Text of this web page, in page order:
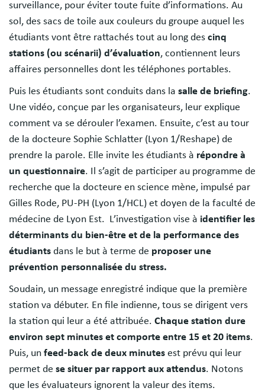
surveillance, pour éviter toute fuite d’informations. Au
sol, des sacs de toile aux couleurs du groupe auquel les
étudiants vont être rattachés tout au long des cinq
stations (ou scénarii) d’évaluation, contiennent leurs
affaires personnelles dont les téléphones portables.
Puis les étudiants sont conduits dans la salle de briefing.
Une vidéo, conçue par les organisateurs, leur explique
comment va se dérouler l’examen. Ensuite, c’est au tour
de la docteure Sophie Schlatter (Lyon 1/Reshape) de
prendre la parole. Elle invite les étudiants à répondre à
un questionnaire. Il s’agit de participer au programme de
recherche que la docteure en science mène, impulsé par
Gilles Rode, PU-PH (Lyon 1/HCL) et doyen de la faculté de
médecine de Lyon Est. L’investigation vise à identifier les
déterminants du bien-être et de la performance des
étudiants dans le but à terme de proposer une
prévention personnalisée du stress.
Soudain, un message enregistré indique que la première
station va débuter. En file indienne, tous se dirigent vers
la station qui leur a été attribuée. Chaque station dure
environ sept minutes et comporte entre 15 et 20 items.
Puis, un feed-back de deux minutes est prévu qui leur
permet de se situer par rapport aux attendus. Notons
que les évaluateurs ignorent la valeur des items.